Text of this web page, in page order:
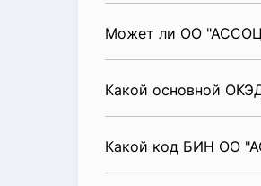
Может ли ОО
Какой основной
Какой код БИН ОО